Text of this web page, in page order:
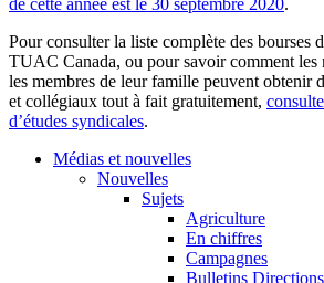
Pour consulter la liste complète des bourses
TUAC Canada, ou pour savoir comment les
les membres de leur famille peuvent obtenir
et collégiaux tout à fait gratuitement,
d’études syndicales.
Médias et nouvelles
Nouvelles
Sujets
Agriculture
En chiffres
Campagnes
Bulletins Directions